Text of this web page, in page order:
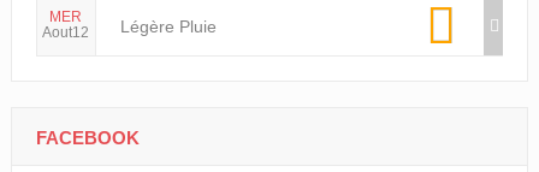
MER
Aout12
Légère Pluie
FACEBOOK